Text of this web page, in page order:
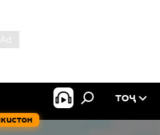
ТОҶ